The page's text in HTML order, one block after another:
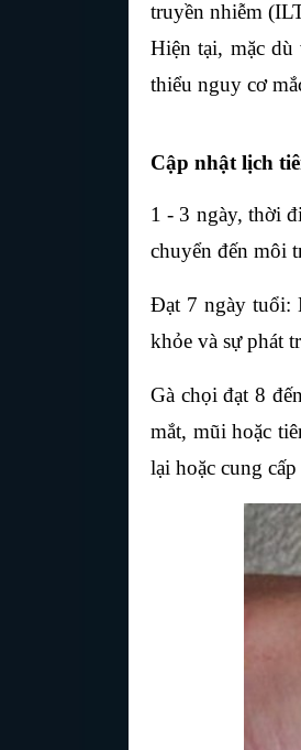
truyền nhiễm
Hiện tại, mặc dù
thiểu nguy cơ
Cập nhật lịch
1 - 3 ngày, thời
chuyển đến môi
Đạt 7 ngày tuổi:
khỏe và sự phát
Gà chọi đạt 8
mắt, mũi hoặc
lại hoặc cung